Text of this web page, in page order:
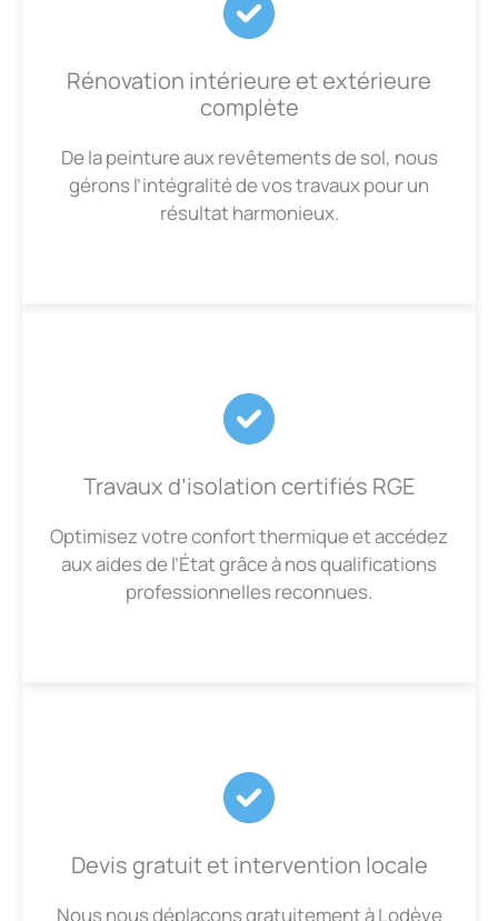
Rénovation intérieure et extérieure
complète
De la peinture aux revêtements de sol, nous
gérons l’intégralité de vos travaux pour un
résultat harmonieux.
Travaux d’isolation certifiés RGE
Optimisez votre confort thermique et accédez
aux aides de l’État grâce à nos qualifications
professionnelles reconnues.
Devis gratuit et intervention locale
Nous nous déplaçons gratuitement à Lodève